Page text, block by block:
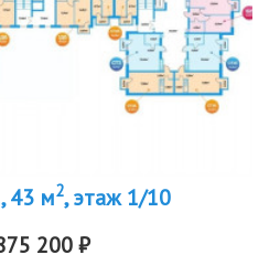
43 м2, этаж 1/10
200 ₽